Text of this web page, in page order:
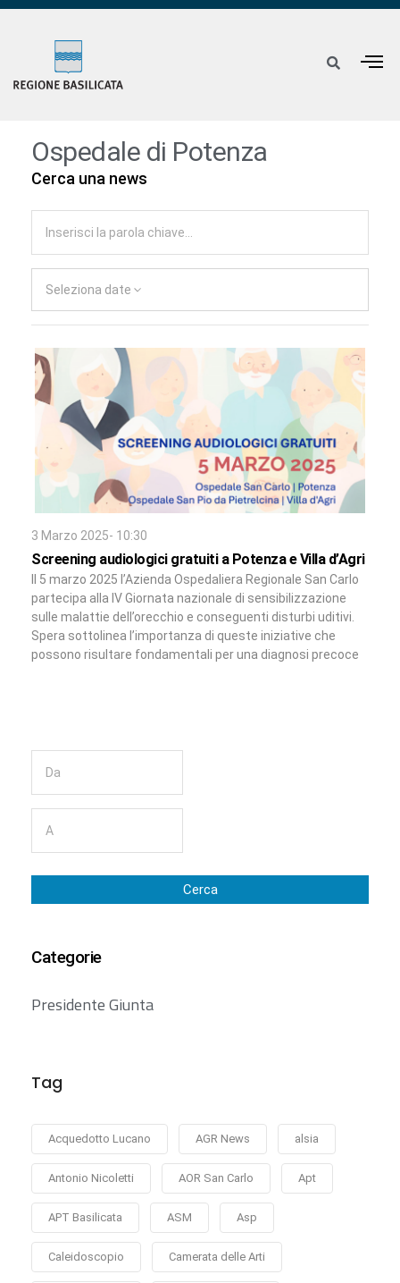
Ospedale di Potenza
Cerca una news
Seleziona date
3 Marzo 2025- 10:30
Screening audiologici gratuiti a Potenza e Villa d’Agri
Il 5 marzo 2025 l’Azienda Ospedaliera Regionale San Carlo
partecipa alla IV Giornata nazionale di sensibilizzazione
sulle malattie dell’orecchio e conseguenti disturbi uditivi.
Spera sottolinea l’importanza di queste iniziative che
possono risultare fondamentali per una diagnosi precoce
Cerca
Categorie
Presidente Giunta
Tag
Acquedotto Lucano AGR News alsia
Antonio Nicoletti AOR San Carlo Apt
APT Basilicata ASM Asp
Caleidoscopio Camerata delle Arti